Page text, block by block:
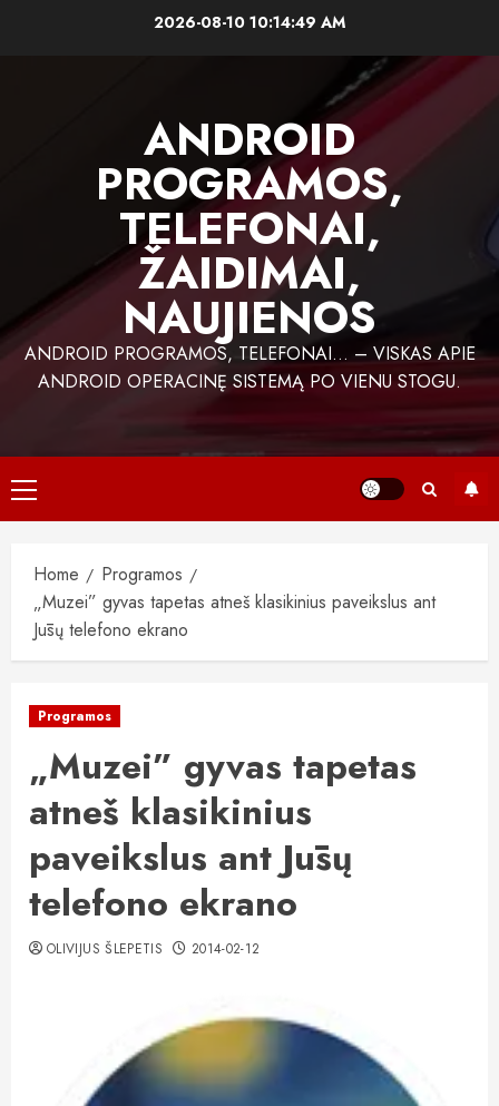
2026-08-10 10:14:50 AM
ANDROID
PROGRAMOS,
TELEFONAI,
ŽAIDIMAI,
NAUJIENOS
ANDROID PROGRAMOS, TELEFONAI… – VISKAS APIE
ANDROID OPERACINĘ SISTEMĄ PO VIENU STOGU.
Primary
Menu
Home
Programos
„Muzei” gyvas tapetas atneš klasikinius paveikslus ant
Jūsų telefono ekrano
Programos
„Muzei” gyvas tapetas
atneš klasikinius
paveikslus ant Jūsų
telefono ekrano
OLIVIJUS ŠLEPETIS 2014-02-12